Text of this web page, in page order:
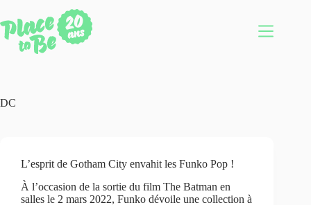
au
contenu
DC
L’esprit de Gotham City envahit les Funko Pop !
À l’occasion de la sortie du film The Batman en
salles le 2 mars 2022, Funko dévoile une collection à